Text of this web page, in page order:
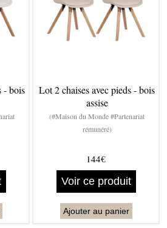
- bois
Lot 2 chaises avec pieds - bois
assise
(#Maison du Monde #Partenariat
rémunéré)
144€
Voir ce produit
Ajouter au panier